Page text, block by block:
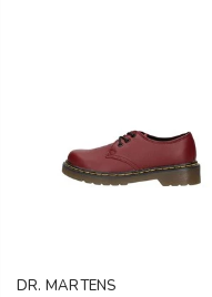
DR. MARTENS